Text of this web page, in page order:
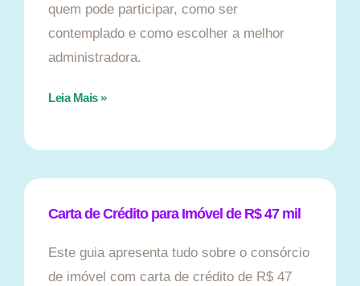
quem pode participar, como ser
contemplado e como escolher a melhor
administradora.
Leia Mais »
Carta de Crédito para Imóvel de R$ 47 mil
Este guia apresenta tudo sobre o consórcio
de imóvel com carta de crédito de R$ 47